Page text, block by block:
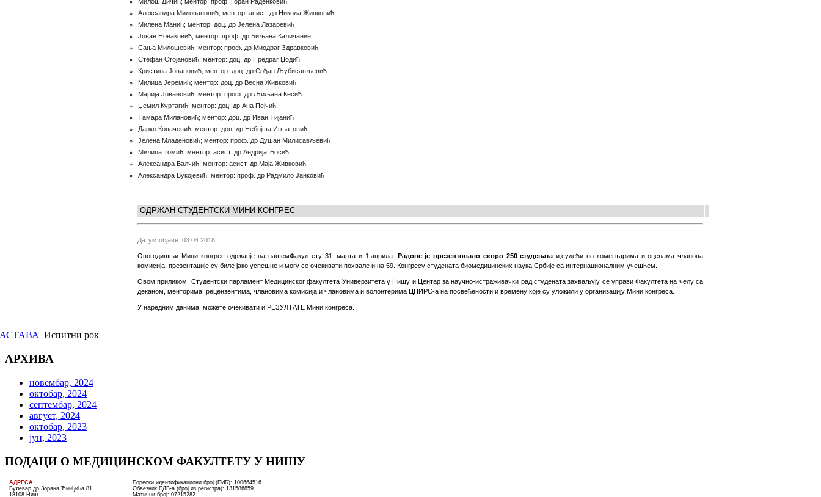
Милош Дичић; ментор: проф. Горан Раденковић
Александра Миловановић; ментор: асист. др Никола Живковић
Милена Манић; ментор: доц. др Јелена Лазаревић
Јован Новаковић; ментор: проф. др Биљана Каличанин
Сања Милошевић; ментор: проф. др Миодраг Здравковић
Стефан Стојановић; ментор: доц. др Предраг Џодић
Кристина Јовановић; ментор: доц. др Срђан Љубисављевић
Милица Јеремић; ментор: доц. др Весна Живковић
Марија Јовановић; ментор: проф. др Љиљана Кесић
Џемил Куртагић; ментор: доц. др Ана Пејчић
Тамара Милановић; ментор: доц. др Иван Тијанић
Дарко Ковачевић; ментор: доц. др Небојша Игњатовић
Јелена Младеновић; ментор: проф. др Душан Милисављевић
Милица Томић; ментор: асист. др Андрија Ћосић
Александра Валчић; ментор: асист. др Маја Живковић
Александра Вукојевић; ментор: проф. др Радмило Јанковић
ОДРЖАН СТУДЕНТСКИ МИНИ КОНГРЕС
Датум објаве: 03.04.2018.
Oвогодишњи Мини конгрес одржанје на нашемФакултету 31. марта и 1.априла. Радове је презентовало скоро 250 студенатаи,судећи по коментарима и оценама чланова
комисија, презентације су биле јако успешне и могу се очекивати похвале и на 59. Конгресу студената биомедицинских наука Србије са интернационалним учешћем.
Овом приликом, Студентски парламент Медицинског факултета Универзитета у Нишу и Центар за научно-истраживачки рад студената захваљују се управиФакултета на челу са
деканом, менторима, рецензентима, члановима комисија и члановима и волонтерима ЦНИРС-а на посвећености и времену које су уложили у организацију Мини конгреса.
У наредним данима, можете очекивати и РЕЗУЛТАТЕ Мини конгреса.
Испитни рок
АРХИВА
новембар, 2024
октобар, 2024
септембар, 2024
август, 2024
октобар, 2023
јун, 2023
ПОДАЦИ О МЕДИЦИНСКОМ ФАКУЛТЕТУ У НИШУ
AДРЕСА:
Булевар др Зорана Ђинђића 81
18108 Ниш
Порески идентификациони број (ПИБ): 100664516
Обвезник ПДВ-а (број из регистра): 131586859
Матични број: 07215282